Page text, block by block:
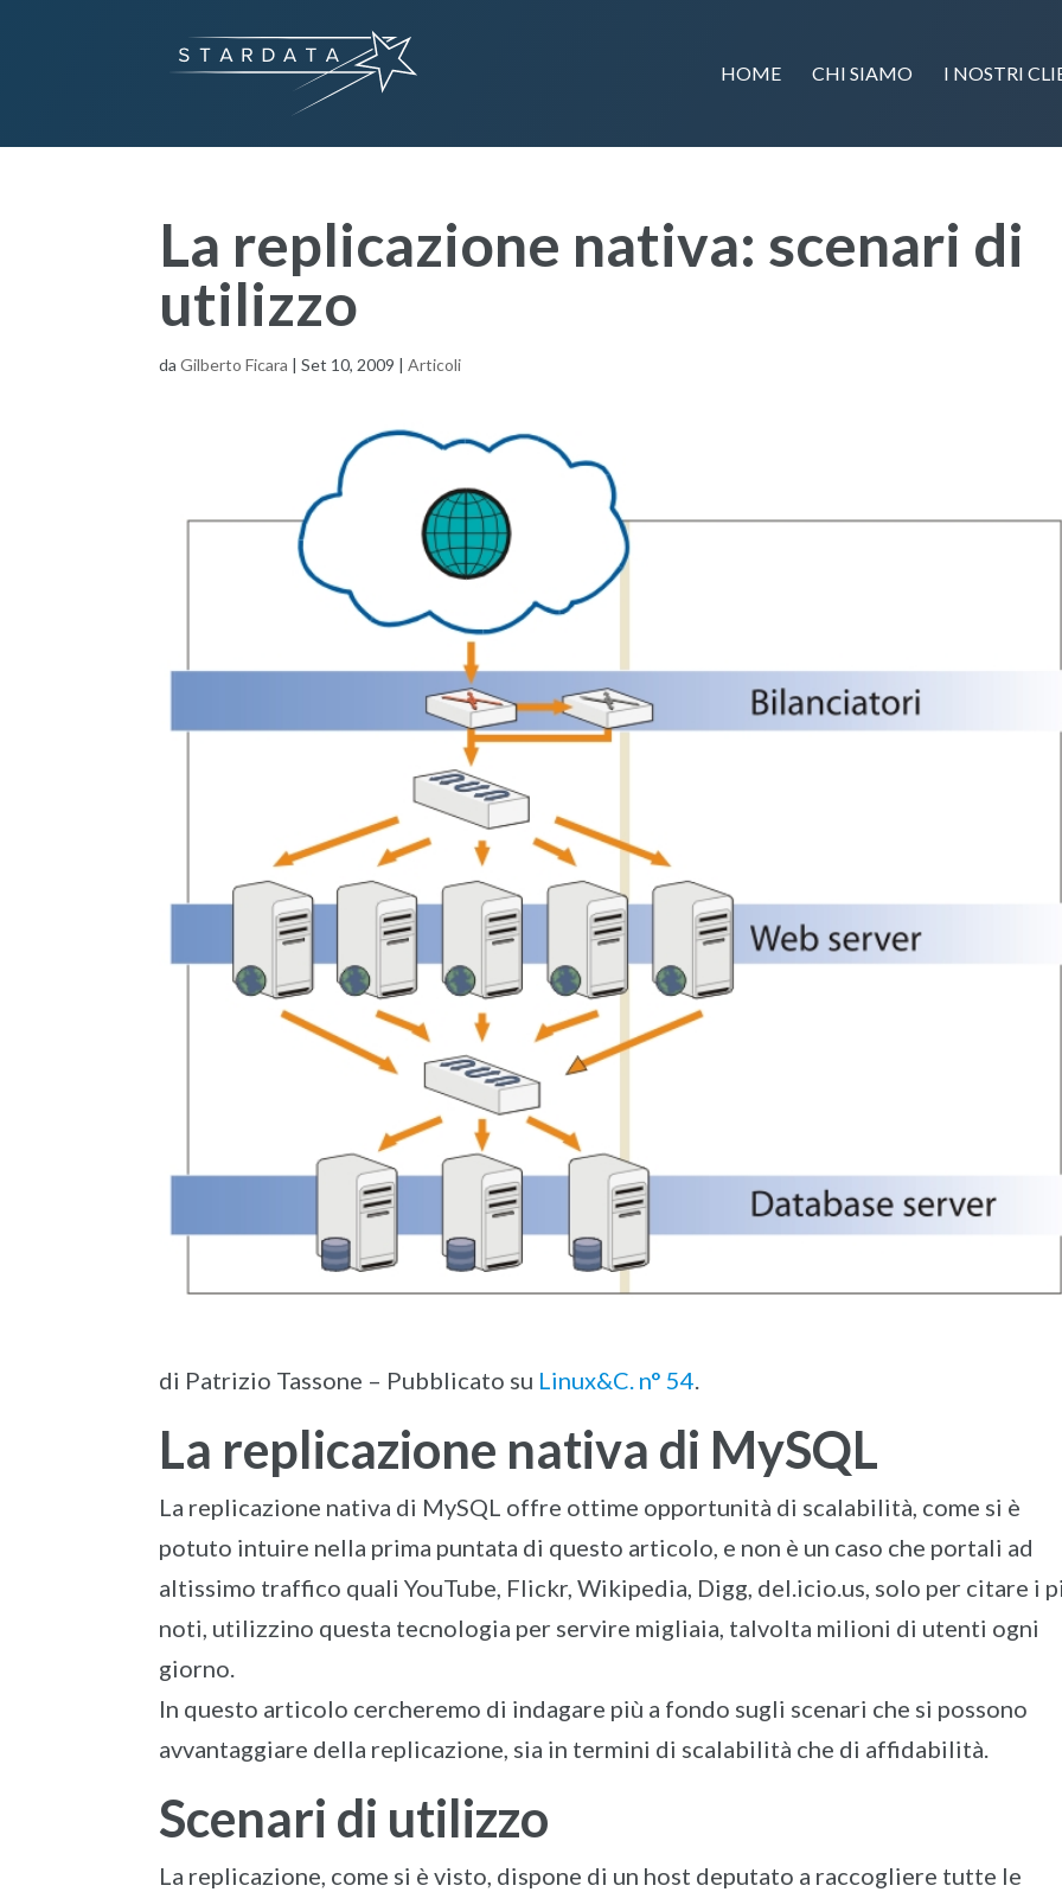
HOME CHI SIAMO I NOSTRI
La replicazione nativa: scenari di
utilizzo
daGilberto Ficara |Set 10, 2009 |Articoli
di Patrizio Tassone – Pubblicato su Linux&C. n° 54.
La replicazione nativa di MySQL
La replicazione nativa di MySQL offre ottime opportunità di scalabilità, come si è
potuto intuire nella prima puntata di questo articolo, e non è un caso che portali ad
altissimo traffico quali YouTube, Flickr, Wikipedia, Digg, del.icio.us, solo per citare i
noti, utilizzino questa tecnologia per servire migliaia, talvolta milioni di utenti ogni
giorno.
In questo articolo cercheremo di indagare più a fondo sugli scenari che si possono
avvantaggiare della replicazione, sia in termini di scalabilità che di affidabilità.
Scenari di utilizzo
La replicazione, come si è visto, dispone di un host deputato a raccogliere tutte le